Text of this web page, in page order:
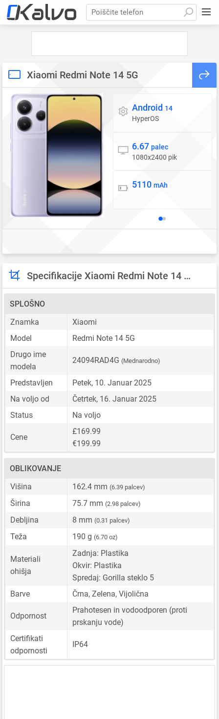
Poiščite telefon
Xiaomi Redmi Note 14 5G
Operacijski sistem
Android 14
HyperOS
Zaslon
6.67 palec
1080x2400 pik
Baterija
5110 mAh
Specifikacije Xiaomi Redmi Note 14 5G
SPLOŠNO
Znamka
Xiaomi
Model
Redmi Note 14 5G
Drugo ime
modela
24094RAD4G (Mednarodno)
Predstavljen
Petek, 10. Januar 2025
Na voljo od
Četrtek, 16. Januar 2025
Status
Na voljo
Cene
£169.99
€199.99
OBLIKOVANJE
Višina
162.4 mm (6.39 palcev)
Širina 75.7 mm (2.98 palcev)
Debljina 8 mm (0.31 palcev)
Teža 190 g (6.70 oz)
Materiali
ohišja
Zadnja: Plastika
Okvir: Plastika
Spredaj: Gorilla steklo 5
Barve
Črna, Zelena, Vijolična
Odpornost
Prahotesen in vodoodporen (proti
prskanju vode)
Certifikati
odpornosti
IP64